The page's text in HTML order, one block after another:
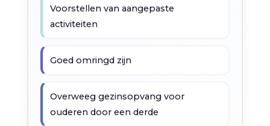
Voorstellen van aangepaste
activiteiten
Goed omringd zijn
Overweeg gezinsopvang voor
ouderen door een derde